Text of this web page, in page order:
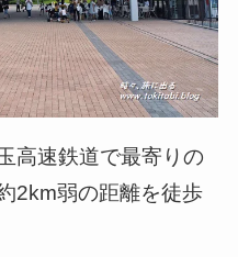
高速鉄道で最寄りの
2km弱の距離を徒歩